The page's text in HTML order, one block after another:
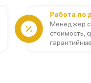
Работа по
Менеджер
стоимость,